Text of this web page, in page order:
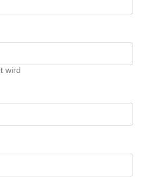
wird